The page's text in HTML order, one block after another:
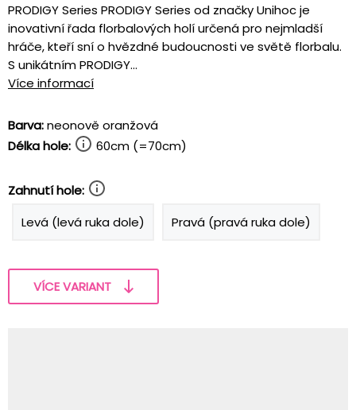
PRODIGY Series PRODIGY Series od značky Unihoc je
inovativní řada florbalových holí určená pro nejmladší
hráče, kteří sní o hvězdné budoucnosti ve světě florbalu.
S unikátním PRODIGY...
Více informací
Barva:neonově oranžová
Délka hole:
60cm (=70cm)
Zahnutí hole:
Levá (levá ruka dole)
Pravá (pravá ruka dole)
VÍCE VARIANT